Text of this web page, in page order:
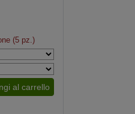
(5 pz.)
al carrello